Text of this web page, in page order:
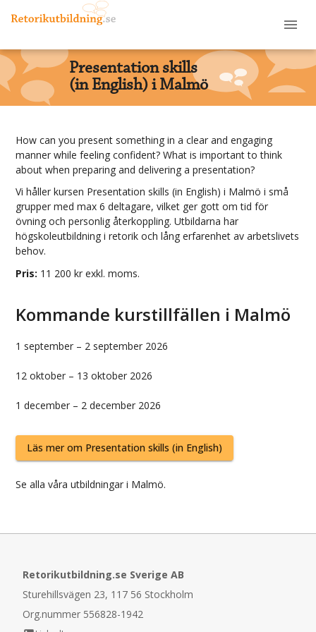
Presentation skills
(in English) i Malmö
How can you present something in a clear and engaging
manner while feeling confident? What is important to think
about when preparing and delivering a presentation?
Vi håller kursen Presentation skills (in English) i Malmö i små
grupper med max 6 deltagare, vilket ger gott om tid för
övning och personlig återkoppling. Utbildarna har
högskoleutbildning i retorik och lång erfarenhet av arbetslivets
behov.
Pris: 11 200 kr exkl. moms.
Kommande kurstillfällen i Malmö
1 september – 2 september 2026
12 oktober – 13 oktober 2026
1 december – 2 december 2026
Läs mer om Presentation skills (in English)
Se alla våra utbildningar i Malmö.
Retorikutbildning.se Sverige AB
Sturehillsvägen 23, 117 56 Stockholm
Org.nummer 556828-1942